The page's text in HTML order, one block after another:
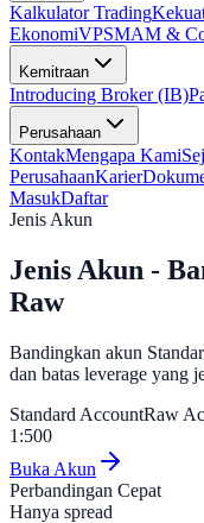
Kalkulator Trading
EkonomiVPSMAM &
Kemitraan
Introducing Broker (IB)
Perusahaan
KontakMengapa Kami
PerusahaanKarier
MasukDaftar
Jenis Akun
Jenis Akun -
Raw
Bandingkan akun
dan batas leverage yang
Standard AccountRaw
1:500
Buka Akun
Perbandingan Cepat
Hanya spread